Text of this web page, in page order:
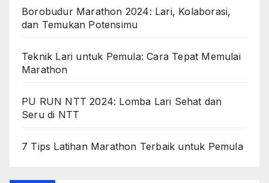
Borobudur Marathon 2024: Lari, Kolaborasi,
dan Temukan Potensimu
Teknik Lari untuk Pemula: Cara Tepat Memulai
Marathon
PU RUN NTT 2024: Lomba Lari Sehat dan
Seru di NTT
7 Tips Latihan Marathon Terbaik untuk Pemula